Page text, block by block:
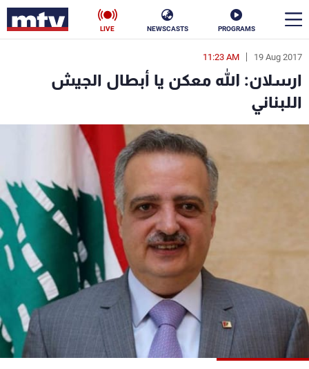
PROGRAMS
NEWSCASTS
LIVE
19 Aug 2017
11:23 AM
ارسلان: الله معكن يا أبطال الجيش
اللبناني
en
الأخبار
سياسة ناس
إقتصاد فن
رياضة
البرامج
جدول البرامج
شاهد البرامج
الترددات